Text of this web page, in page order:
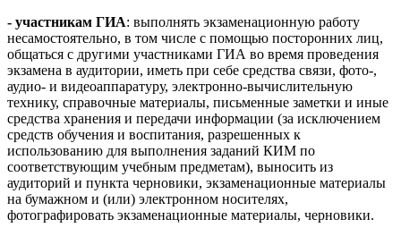
- участникам ГИА: выполнять экзаменационную работу
несамостоятельно, в том числе с помощью посторонних лиц,
общаться с другими участниками ГИА во время проведения
экзамена в аудитории, иметь при себе средства связи, фото-,
аудио- и видеоаппаратуру, электронно-вычислительную
технику, справочные материалы, письменные заметки и иные
средства хранения и передачи информации (за исключением
средств обучения и воспитания, разрешенных к
использованию для выполнения заданий КИМ по
соответствующим учебным предметам), выносить из
аудиторий и пункта черновики, экзаменационные материалы
на бумажном и (или) электронном носителях,
фотографировать экзаменационные материалы, черновики.